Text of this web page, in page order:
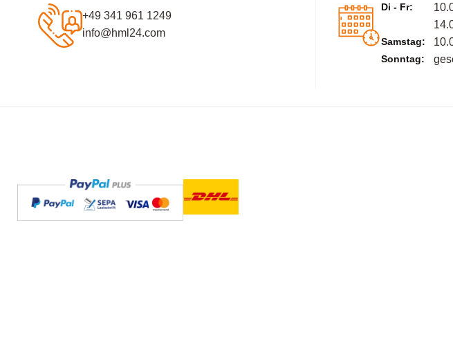
+49 341 961 1249
info@hml24.com
Di - Fr:
Samstag:
Sonntag: